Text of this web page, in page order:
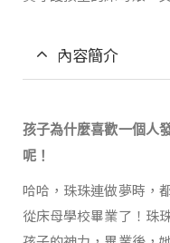
內容簡介
孩子為什麼喜歡一個人
呢！
哈哈，珠珠連做夢時，
從床母學校畢業了！珠